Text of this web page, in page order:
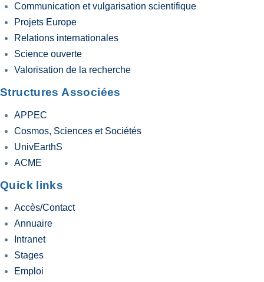
Communication et vulgarisation scientifique
Projets Europe
Relations internationales
Science ouverte
Valorisation de la recherche
Structures Associées
APPEC
Cosmos, Sciences et Sociétés
UnivEarthS
ACME
Quick links
Accès/Contact
Annuaire
Intranet
Stages
Emploi